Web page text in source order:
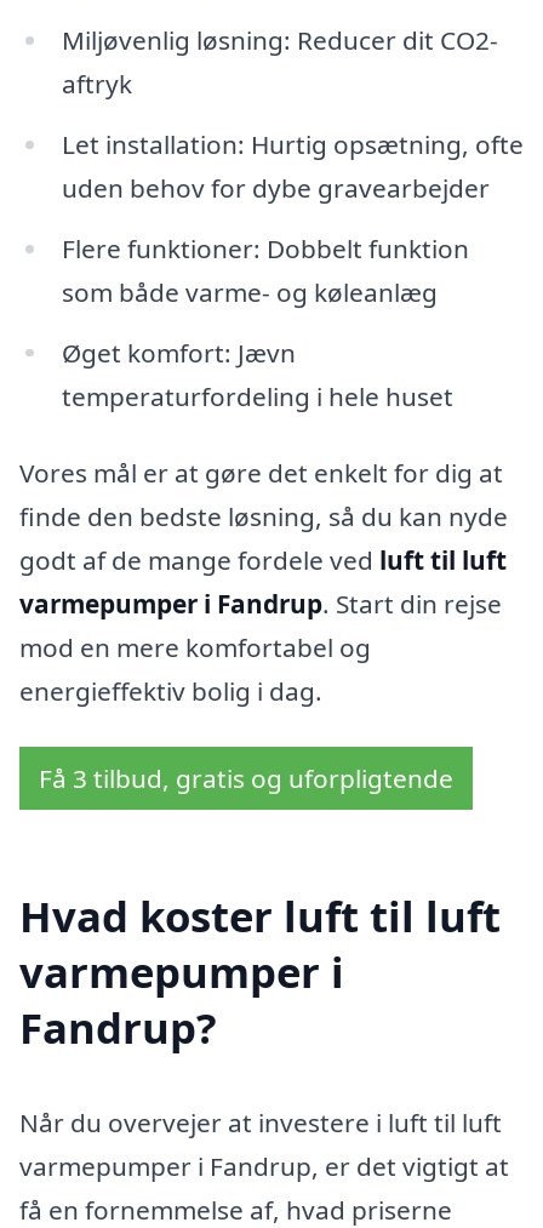
Miljøvenlig løsning: Reducer dit CO2-
aftryk
Let installation: Hurtig opsætning, ofte
uden behov for dybe gravearbejder
Flere funktioner: Dobbelt funktion
som både varme- og køleanlæg
Øget komfort: Jævn
temperaturfordeling i hele huset
Vores mål er at gøre det enkelt for dig at
finde den bedste løsning, så du kan nyde
godt af de mange fordele ved luft til luft
varmepumper i Fandrup. Start din rejse
mod en mere komfortabel og
energieffektiv bolig i dag.
Få 3 tilbud, gratis og uforpligtende
Hvad koster luft til luft
varmepumper i
Fandrup?
Når du overvejer at investere i luft til luft
varmepumper i Fandrup, er det vigtigt at
få en fornemmelse af, hvad priserne